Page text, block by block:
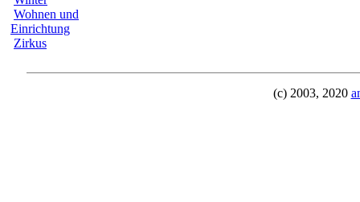
Wohnen und
Einrichtung
Zirkus
(c) 2003, 2020